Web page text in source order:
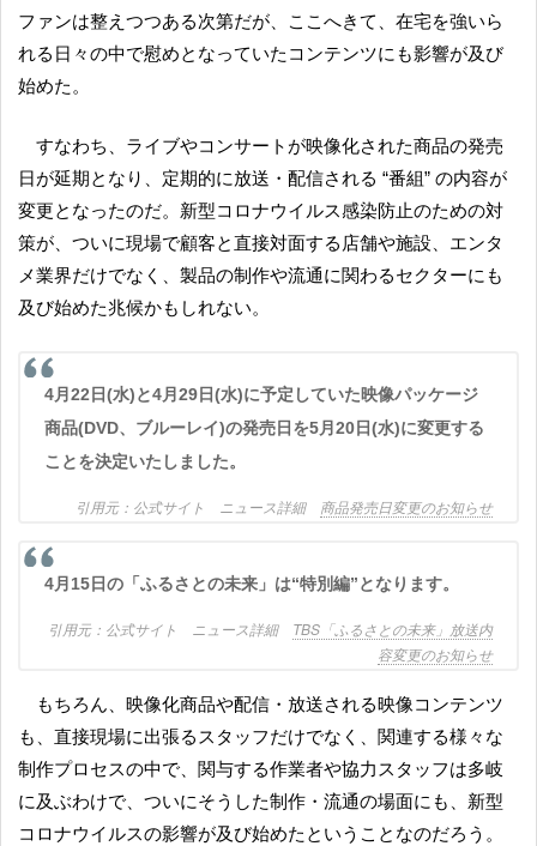
ファンは整えつつある次第だが、ここへきて、在宅を強いら
れる日々の中で慰めとなっていたコンテンツにも影響が及び
始めた。
すなわち、ライブやコンサートが映像化された商品の発売
日が延期となり、定期的に放送・配信される “番組” の内容が
変更となったのだ。新型コロナウイルス感染防止のための対
策が、ついに現場で顧客と直接対面する店舗や施設、エンタ
メ業界だけでなく、製品の制作や流通に関わるセクターにも
及び始めた兆候かもしれない。
4月22日(水)と4月29日(水)に予定していた映像パッケージ
商品(DVD、ブルーレイ)の発売日を5月20日(水)に変更する
ことを決定いたしました。
公式サイト ニュース詳細 商品発売日変更のお知らせ
4月15日の「ふるさとの未来」は“特別編”となります。
公式サイト ニュース詳細 TBS「ふるさとの未来」放送内
容変更のお知らせ
もちろん、映像化商品や配信・放送される映像コンテンツ
も、直接現場に出張るスタッフだけでなく、関連する様々な
制作プロセスの中で、関与する作業者や協力スタッフは多岐
に及ぶわけで、ついにそうした制作・流通の場面にも、新型
コロナウイルスの影響が及び始めたということなのだろう。